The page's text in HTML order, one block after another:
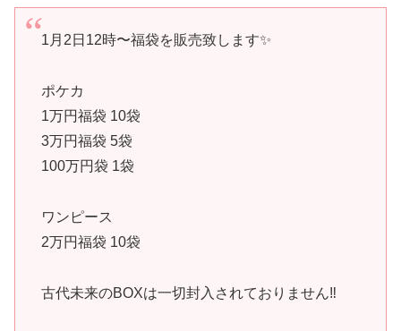
1月2日12時〜福袋を販売致します✨
ポケカ
1万円福袋 10袋
3万円福袋 5袋
100万円袋 1袋
ワンピース
2万円福袋 10袋
古代未来のBOXは一切封入されておりません‼️